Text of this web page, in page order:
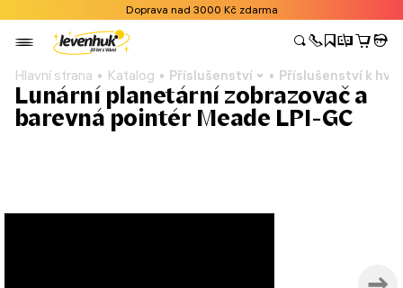
Doprava nad 3000 Kč zdarma
Hlavní strana Katalog Příslušenství Příslušenství k
Lunární planetární zobrazovač a
barevná pointér Meade LPI-GC